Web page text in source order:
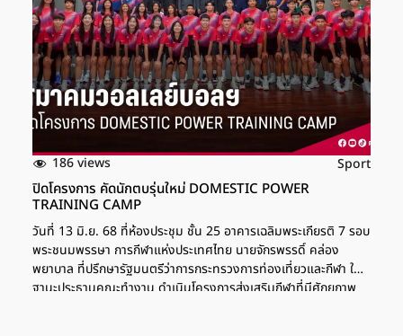
186 views Sport
ปิดโครงการ คัดนักตบรุ่นใหม่ DOMESTIC POWER
TRAINING CAMP
วันที่ 13 มิ.ย. 68 ที่ห้องประชุม ชั้น 25 อาคารเฉลิมพระเกียรติ 7 รอบ
พระชนมพรรษา การกีฬาแห่งประเทศไทย นายจักรพรรดิ์ คล่อง
พยาบาล ที่ปรึกษารัฐมนตรีว่าการกระทรวงการท่องเที่ยวและกีฬา ใน
ฐานะประธานคณะทำงาน ดำเนินโครงการส่งเสริมกีฬาที่มีศักยภาพ